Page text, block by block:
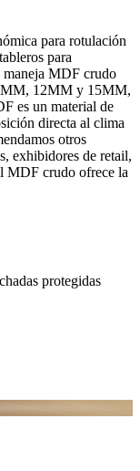
para rotulación
para
maneja MDF crudo
12MM y 15MM,
es un material de
directa al clima
otros
exhibidores de retail,
MDF crudo ofrece la
protegidas